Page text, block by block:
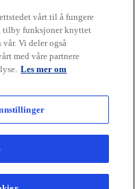
p
o
p
e
n
s
n
a
AS, Norwegian limited
the KPMG global
affiliated with KPMG
KPMG global organization
vårt til å fungere
tilby funksjoner knyttet
Vi deler også
med våre partnere
Les mer om